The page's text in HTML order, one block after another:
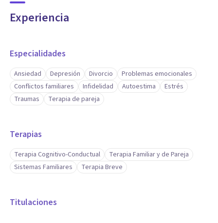
Experiencia
Especialidades
Ansiedad Depresión Divorcio
Problemas emocionales
Conflictos familiares
Infidelidad Autoestima
Estrés
Traumas
Terapia de pareja
Terapias
Terapia Cognitivo-Conductual
Terapia Familiar y de Pareja
Sistemas Familiares
Terapia Breve
Titulaciones